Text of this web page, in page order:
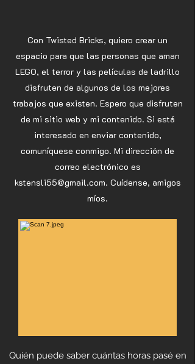
Con Twisted Bricks, quiero crear un
espacio para que las personas que aman
LEGO, el terror y las películas de ladrillo
disfruten de algunos de los mejores
trabajos que existen. Espero que disfruten
de mi sitio web y mi contenido. Si está
interesado en enviar contenido,
comuníquese conmigo. Mi dirección de
correo electrónico es
kstensli55@gmail.com. Cuídense, amigos
míos.
Quién puede saber cuántas horas pasé en